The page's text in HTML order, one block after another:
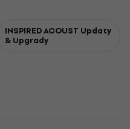
INSPIRED ACOUST Updaty
& Upgrady